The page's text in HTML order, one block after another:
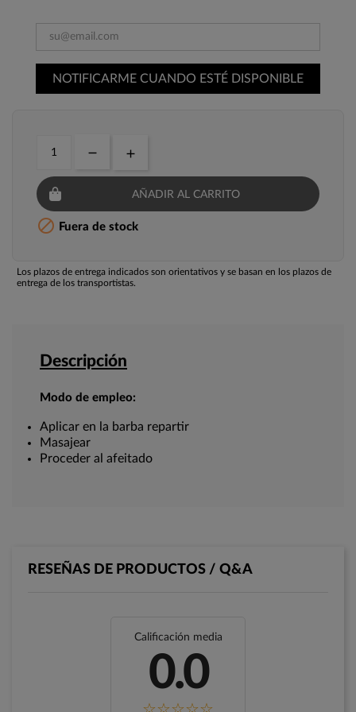
NOTIFICARME CUANDO ESTÉ DISPONIBLE
AÑADIR AL CARRITO
 Fuera de stock
Los plazos de entrega indicados son orientativos y se basan en los plazos de
entrega de los transportistas.
Descripción
Modo de empleo:
Aplicar en la barba repartir
Masajear
Proceder al afeitado
RESEÑAS DE PRODUCTOS / Q&A
Calificación media
0.0